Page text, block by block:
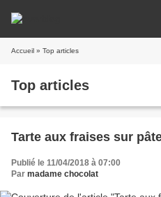
Accueil » Top articles
Top articles
Tarte aux fraises sur
Publié le 11/04/2018 à 07:00
Par madame chocolat